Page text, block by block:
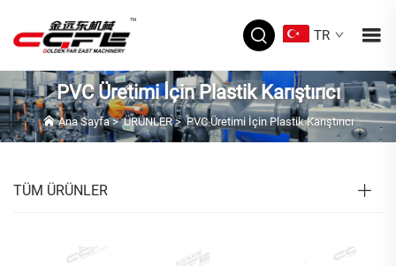
TR
PVC Üretimi İçin Plastik Karıştırıcı
Ana Sayfa>ÜRÜNLER>PVC Üretimi İçin Plastik Karıştırıcı
TÜM ÜRÜNLER